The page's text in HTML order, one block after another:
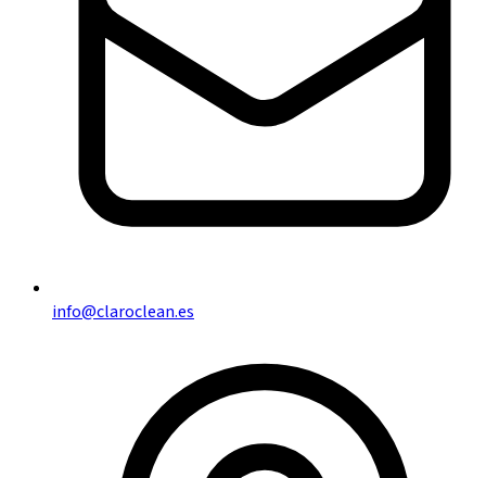
info@claroclean.es